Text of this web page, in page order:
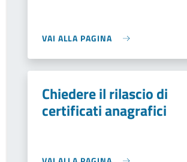
VAI ALLA PAGINA
Chiedere il rilascio di
certificati anagrafici